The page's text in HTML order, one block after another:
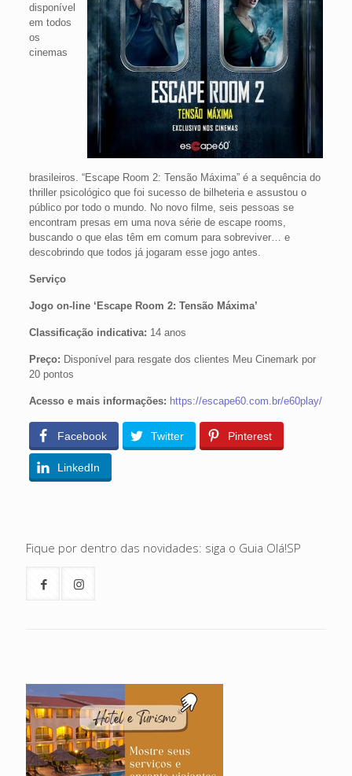
disponível
em todos
os
cinemas
brasileiros. “Escape Room 2: Tensão Máxima” é a sequência do
thriller psicológico que foi sucesso de bilheteria e assustou o
público por todo o mundo. No novo filme, seis pessoas se
encontram presas em uma nova série de escape rooms,
buscando o que elas têm em comum para sobreviver… e
descobrindo que todos já jogaram esse jogo antes.
Serviço
Jogo on-line ‘Escape Room 2: Tensão Máxima’
Classificação indicativa: 14 anos
Preço: Disponível para resgate dos clientes Meu Cinemark por
20 pontos
Acesso e mais informações: https://escape60.com.br/e60play/
Facebook Twitter Pinterest
LinkedIn
Fique por dentro das novidades: siga o Guia Olá!SP